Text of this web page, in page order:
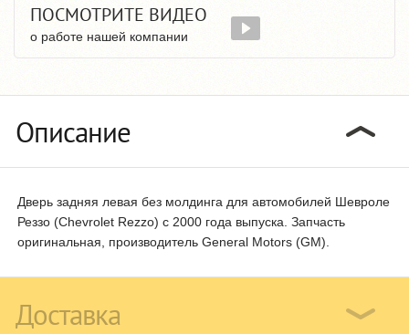
ПОСМОТРИТЕ ВИДЕО
о работе нашей компании
Описание
Дверь задняя левая без молдинга для автомобилей Шевроле
Реззо (Chevrolet Rezzo) с 2000 года выпуска. Запчасть
оригинальная, производитель General Motors (GM).
Доставка